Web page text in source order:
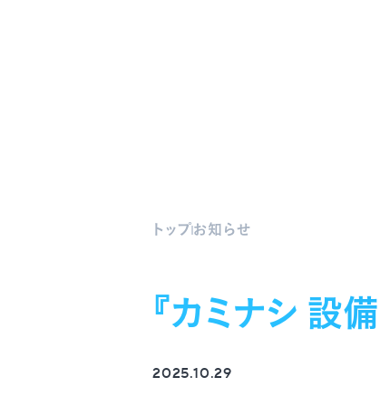
トップお知らせ
『カミナシ 設
2025.10.29